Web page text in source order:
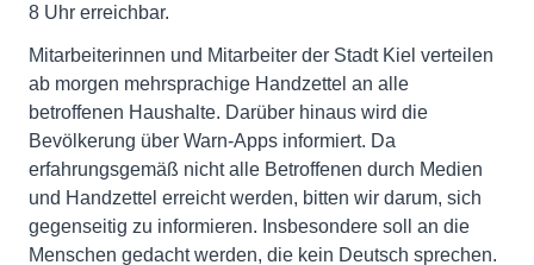
8 Uhr erreichbar.
Mitarbeiterinnen und Mitarbeiter der Stadt Kiel verteilen
ab morgen mehrsprachige Handzettel an alle
betroffenen Haushalte. Darüber hinaus wird die
Bevölkerung über Warn-Apps informiert. Da
erfahrungsgemäß nicht alle Betroffenen durch Medien
und Handzettel erreicht werden, bitten wir darum, sich
gegenseitig zu informieren. Insbesondere soll an die
Menschen gedacht werden, die kein Deutsch sprechen.